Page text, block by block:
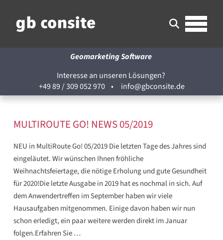
Geomarketing Software
Interesse an unseren Lösungen?
+49 89 / 309 052 970• info@gbconsite.de
MULTIROUTE GO! NEWS 05/2019
NEU in MultiRoute Go! 05/2019 Die letzten Tage des Jahres sind
eingeläutet. Wir wünschen Ihnen fröhliche
Weihnachtsfeiertage, die nötige Erholung und gute Gesundheit
für 2020!Die letzte Ausgabe in 2019 hat es nochmal in sich. Auf
dem Anwendertreffen im September haben wir viele
Hausaufgaben mitgenommen. Einige davon haben wir nun
schon erledigt, ein paar weitere werden direkt im Januar
folgen.Erfahren Sie …